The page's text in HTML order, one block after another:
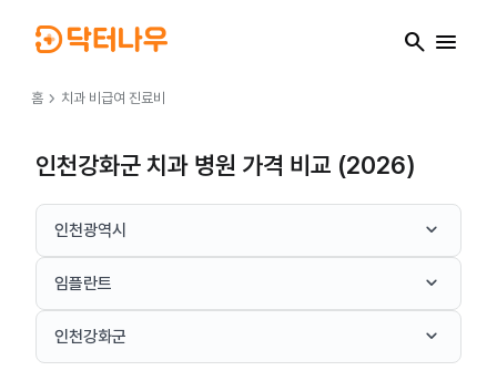
search menu
홈 chevron_right 치과 비급여 진료비
인천강화군 치과 병원 가격 비교 (2026)
인천광역시 keyboard_arrow_down
임플란트 keyboard_arrow_down
인천강화군 keyboard_arrow_down